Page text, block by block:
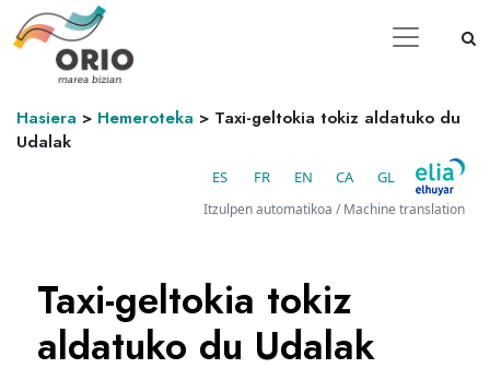
Hasiera > Hemeroteka > Taxi-geltokia tokiz aldatuko du
Udalak
ES FR EN CA GL
Itzulpen automatikoa / Machine translation
Taxi-geltokia tokiz
aldatuko du Udalak